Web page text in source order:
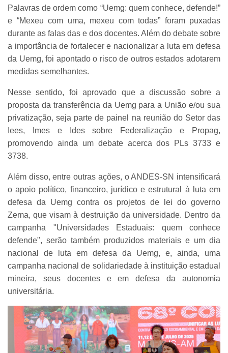
Palavras de ordem como “Uemg: quem conhece, defende!”
e “Mexeu com uma, mexeu com todas” foram puxadas
durante as falas das e dos docentes. Além do debate sobre
a importância de fortalecer e nacionalizar a luta em defesa
da Uemg, foi apontado o risco de outros estados adotarem
medidas semelhantes.
Nesse sentido, foi aprovado que a discussão sobre a
proposta da transferência da Uemg para a União e/ou sua
privatização, seja parte de painel na reunião do Setor das
Iees, Imes e Ides sobre Federalização e Propag,
promovendo ainda um debate acerca dos PLs 3733 e
3738.
Além disso, entre outras ações, o ANDES-SN intensificará
o apoio político, financeiro, jurídico e estrutural à luta em
defesa da Uemg contra os projetos de lei do governo
Zema, que visam à destruição da universidade. Dentro da
campanha "Universidades Estaduais: quem conhece
defende", serão também produzidos materiais e um dia
nacional de luta em defesa da Uemg, e, ainda, uma
campanha nacional de solidariedade à instituição estadual
mineira, seus docentes e em defesa da autonomia
universitária.